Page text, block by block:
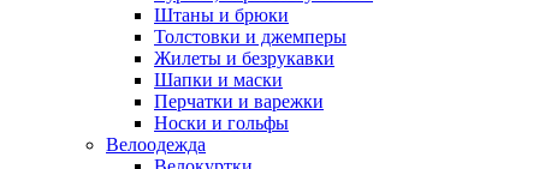
Штаны и брюки
Толстовки и джемперы
Жилеты и безрукавки
Шапки и маски
Перчатки и варежки
Носки и гольфы
Велоодежда